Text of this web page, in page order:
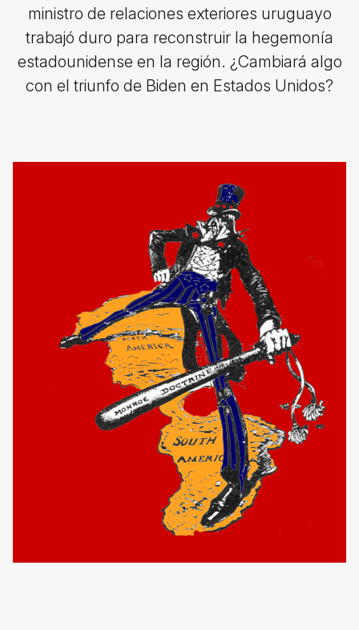
ministro de relaciones exteriores uruguayo
trabajó duro para reconstruir la hegemonía
estadounidense en la región. ¿Cambiará algo
con el triunfo de Biden en Estados Unidos?